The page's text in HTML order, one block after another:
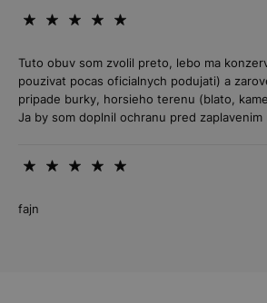
Tuto obuv som zvolil preto, lebo ma
pouzivat pocas oficialnych podujati) a
pripade burky, horsieho terenu (blato,
Ja by som doplnil ochranu pred
fajn